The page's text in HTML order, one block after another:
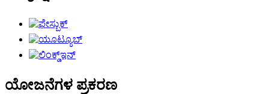
ಯೋಜನೆಗಳ ಪ್ರಕರಣ